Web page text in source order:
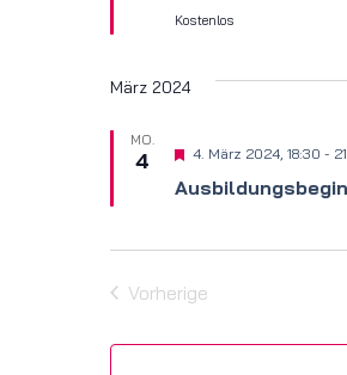
Kostenlos
März 2024
MO.
4 Hervorgehoben
4. März 2024, 18:30 -
Vorherige